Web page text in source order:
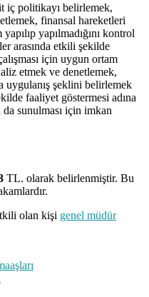
iç politikayı belirlemek,
finansal hareketleri
yapılmadığını kontrol
arasında etkili şekilde
için uygun ortam
etmek ve denetlemek,
uygulanış şeklini belirlemek
faaliyet göstermesi adına
sunulması için imkan
TL. olarak belirlenmiştir. Bu
olan kişi genel müdür